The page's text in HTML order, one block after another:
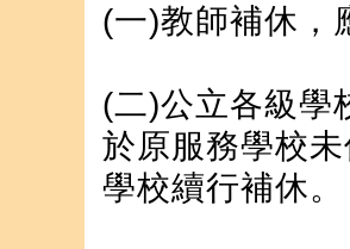
(一)教師補休，
(二)公立各級學
於原服務學校
學校續行補休。